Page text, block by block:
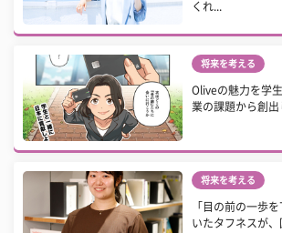
くれ...
将来を考える
Oliveの魅力を学
業の課題から創出
将来を考える
「目の前の一歩
いたタフネスが